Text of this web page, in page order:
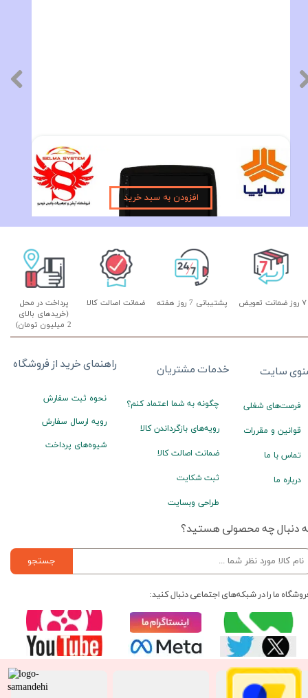
مانیتور فابریک ساینا و کوئیک اندروید فولتاچ مدل MTK
افزودن به سبد خرید
پشتیبانی 7 روز هفته
پرداخت در محل
(خریدهای بالای
2 میلیون تومان)
۷ روز ضمانت تعویض ضمانت اصالت کالا
راهنمای خرید از فروشگاه
نحوه ثبت سفارش
رویه ارسال سفارش
شیوه‌های پرداخت
خدمات مشتریان
چگونه به شما اعتماد کنم؟
رویه‌های بازگرداندن کالا
ضمانت اصالت کالا
ثبت شکایت
طراحی وبسایت
سایت
فرصت‌های شغلی
قوانین و مقررات
تماس با ما
درباره ما
دنبال چه محصولی هستید؟
جستجو
ما را در شبکه‌های اجتماعی دنبال کنید: